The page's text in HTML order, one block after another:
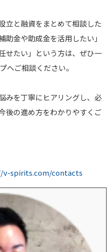
立と融資をまとめて相談した
金や助成金を活用したい」
せたい」という方は、ぜひ一
ご相談ください。
みを丁寧にヒアリングし、必
後の進め方をわかりやすくご
spirits.com/contacts